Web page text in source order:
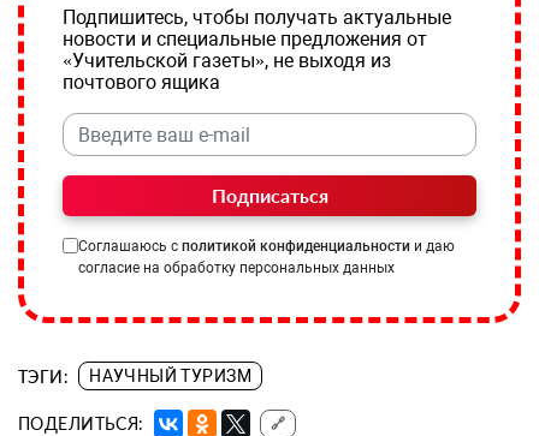
Подпишитесь, чтобы получать актуальные
новости и специальные предложения от
«Учительской газеты», не выходя из
почтового ящика
Подписаться
Соглашаюсь с политикой конфиденциальности и даю
согласие на обработку персональных данных
ТЭГИ: НАУЧНЫЙ ТУРИЗМ
ПОДЕЛИТЬСЯ: 🔗